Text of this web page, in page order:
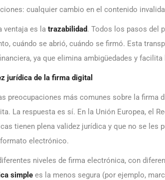
cualquier cambio en el contenido
ventaja es la trazabilidad. Todos los pasos del
cuándo se abrió, cuándo se firmó. Esta
ya que elimina ambigüedades y
jurídica de la firma digital
preocupaciones más comunes sobre la
La respuesta es sí. En la Unión Europea, el
tienen plena validez jurídica y que no se les
electrónico.
niveles de firma electrónica, con
simple es la menos segura (por ejemplo,